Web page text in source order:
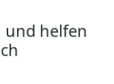
helfen